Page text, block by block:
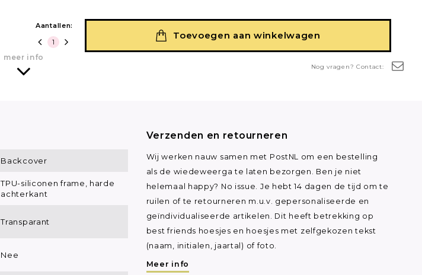
Nog vragen? Contact:
Aantallen:
Toevoegen aan winkelwagen
meer info
Backcover
TPU-siliconen frame, harde
achterkant
Transparant
Nee
Verzenden en retourneren
Wij werken nauw samen met PostNL om een bestelling
als de wiedeweerga te laten bezorgen. Ben je niet
helemaal happy? No issue. Je hebt 14 dagen de tijd om te
ruilen of te retourneren m.u.v. gepersonaliseerde en
geïndividualiseerde artikelen. Dit heeft betrekking op
best friends hoesjes en hoesjes met zelfgekozen tekst
(naam, initialen, jaartal) of foto.
Meer info